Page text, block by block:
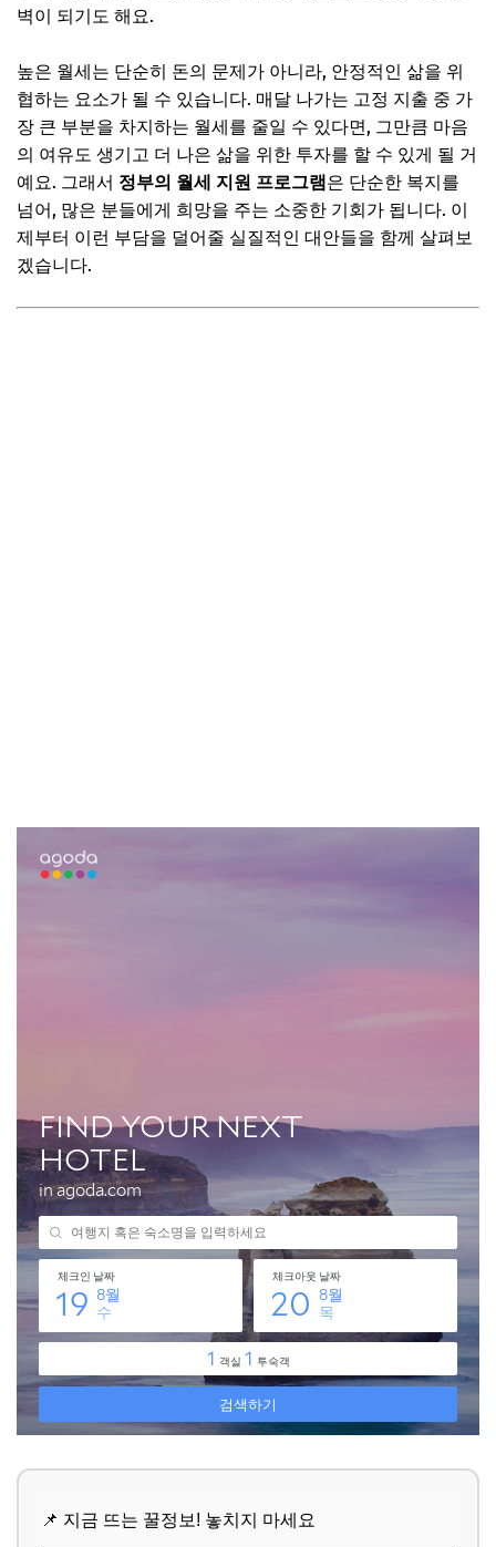
📌 지금 뜨는 꿀정보! 놓치지 마세요
나에게 맞는 정부 지원 프로그램, 어떻게 선택해야 할까요?
체크리스트: 나에게 맞는 프로그램 찾기
📌 지금 뜨는 꿀정보! 놓치지 마세요
추가할인 코드 WRVE6
자주 묻는 질문
벽이 되기도 해요.
높은 월세는 단순히 돈의 문제가 아니라, 안정적인 삶을 위
협하는 요소가 될 수 있습니다. 매달 나가는 고정 지출 중 가
장 큰 부분을 차지하는 월세를 줄일 수 있다면, 그만큼 마음
의 여유도 생기고 더 나은 삶을 위한 투자를 할 수 있게 될 거
예요. 그래서 정부의 월세 지원 프로그램은 단순한 복지를
넘어, 많은 분들에게 희망을 주는 소중한 기회가 됩니다. 이
제부터 이런 부담을 덜어줄 실질적인 대안들을 함께 살펴보
겠습니다.
📌 지금 뜨는 꿀정보! 놓치지 마세요